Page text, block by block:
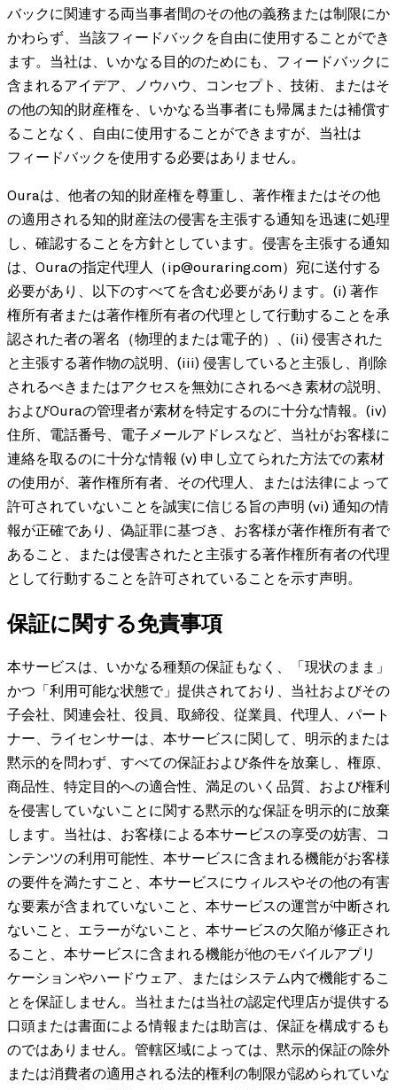
バックに関連する両当事者間のその他の義務または制限にか
かわらず、当該フィードバックを自由に使用することができ
ます。当社は、いかなる目的のためにも、フィードバックに
含まれるアイデア、ノウハウ、コンセプト、技術、またはそ
の他の知的財産権を、いかなる当事者にも帰属または補償す
ることなく、自由に使用することができますが、当社は
フィードバックを使用する必要はありません。
Ouraは、他者の知的財産権を尊重し、著作権またはその他
の適用される知的財産法の侵害を主張する通知を迅速に処理
し、確認することを方針としています。侵害を主張する通知
は、Ouraの指定代理人（ip@ouraring.com）宛に送付する
必要があり、以下のすべてを含む必要があります。(i) 著作
権所有者または著作権所有者の代理として行動することを承
認された者の署名（物理的または電子的）、(ii) 侵害された
と主張する著作物の説明、(iii) 侵害していると主張し、削除
されるべきまたはアクセスを無効にされるべき素材の説明、
およびOuraの管理者が素材を特定するのに十分な情報。(iv)
住所、電話番号、電子メールアドレスなど、当社がお客様に
連絡を取るのに十分な情報 (v) 申し立てられた方法での素材
の使用が、著作権所有者、その代理人、または法律によって
許可されていないことを誠実に信じる旨の声明 (vi) 通知の情
報が正確であり、偽証罪に基づき、お客様が著作権所有者で
あること、または侵害されたと主張する著作権所有者の代理
として行動することを許可されていることを示す声明。
保証に関する免責事項
本サービスは、いかなる種類の保証もなく、「現状のまま」
かつ「利用可能な状態で」提供されており、当社およびその
子会社、関連会社、役員、取締役、従業員、代理人、パート
ナー、ライセンサーは、本サービスに関して、明示的または
黙示的を問わず、すべての保証および条件を放棄し、権原、
商品性、特定目的への適合性、満足のいく品質、および権利
を侵害していないことに関する黙示的な保証を明示的に放棄
します。当社は、お客様による本サービスの享受の妨害、コ
ンテンツの利用可能性、本サービスに含まれる機能がお客様
の要件を満たすこと、本サービスにウィルスやその他の有害
な要素が含まれていないこと、本サービスの運営が中断され
ないこと、エラーがないこと、本サービスの欠陥が修正され
ること、本サービスに含まれる機能が他のモバイルアプリ
ケーションやハードウェア、またはシステム内で機能するこ
とを保証しません。当社または当社の認定代理店が提供する
口頭または書面による情報または助言は、保証を構成するも
のではありません。管轄区域によっては、黙示的保証の除外
または消費者の適用される法的権利の制限が認められていな